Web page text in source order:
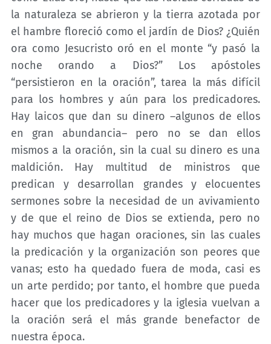
la naturaleza se abrieron y la tierra azotada por
el hambre floreció como el jardín de Dios? ¿Quién
ora como Jesucristo oró en el monte “y pasó la
noche orando a Dios?” Los apóstoles
“persistieron en la oración”, tarea la más difícil
para los hombres y aún para los predicadores.
Hay laicos que dan su dinero –algunos de ellos
en gran abundancia– pero no se dan ellos
mismos a la oración, sin la cual su dinero es una
maldición. Hay multitud de ministros que
predican y desarrollan grandes y elocuentes
sermones sobre la necesidad de un avivamiento
y de que el reino de Dios se extienda, pero no
hay muchos que hagan oraciones, sin las cuales
la predicación y la organización son peores que
vanas; esto ha quedado fuera de moda, casi es
un arte perdido; por tanto, el hombre que pueda
hacer que los predicadores y la iglesia vuelvan a
la oración será el más grande benefactor de
nuestra época.